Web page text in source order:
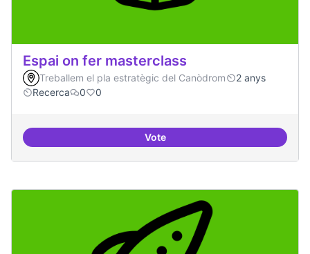
Espai on fer masterclass
Treballem el pla estratègic del Canòdrom
2 anys
Recerca
0 0
VoteEspai on fer masterclass